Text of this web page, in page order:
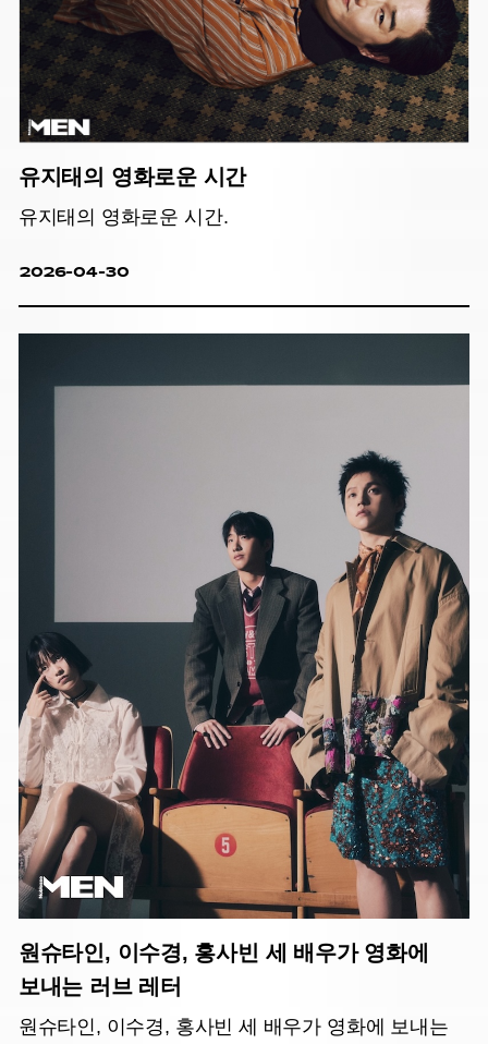
유지태의 영화로운 시간
유지태의 영화로운 시간.
2026-04-30
원슈타인, 이수경, 홍사빈 세 배우가 영화에
보내는 러브 레터
원슈타인, 이수경, 홍사빈 세 배우가 영화에 보내는